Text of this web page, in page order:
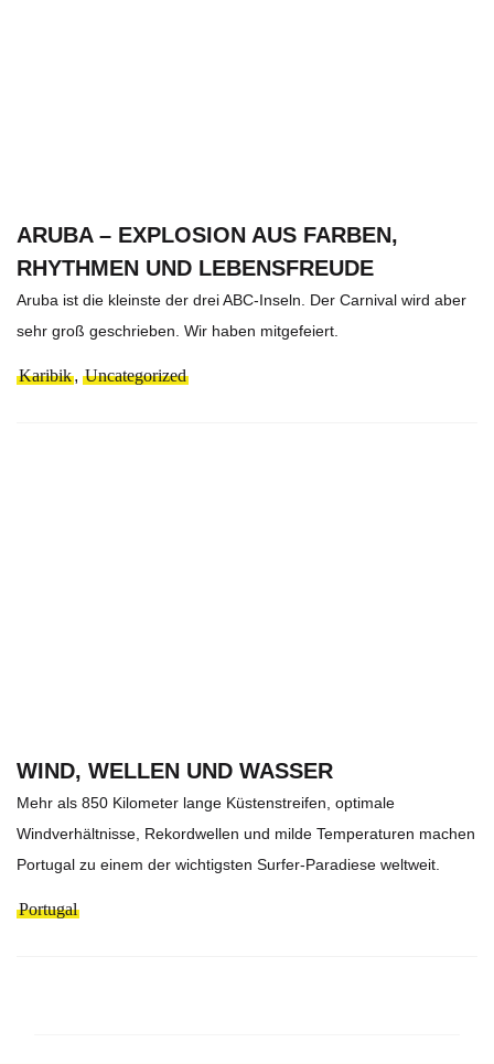
ARUBA – EXPLOSION AUS FARBEN,
RHYTHMEN UND LEBENSFREUDE
Aruba ist die kleinste der drei ABC-Inseln. Der Carnival wird aber
sehr groß geschrieben. Wir haben mitgefeiert.
Karibik, Uncategorized
WIND, WELLEN UND WASSER
Mehr als 850 Kilometer lange Küstenstreifen, optimale
Windverhältnisse, Rekordwellen und milde Temperaturen machen
Portugal zu einem der wichtigsten Surfer-Paradiese weltweit.
Portugal